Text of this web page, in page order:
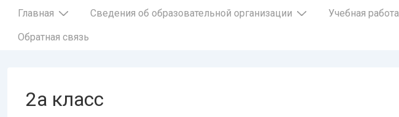
Основная
Главная Сведения об образовательной организации Учебная работа
Обратная связь
2а класс